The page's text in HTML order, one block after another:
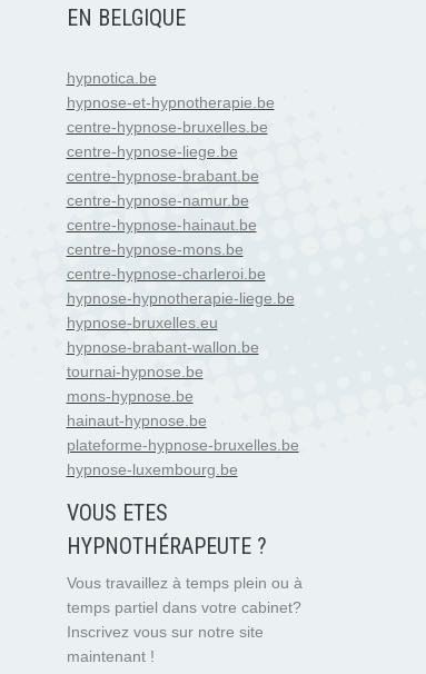
EN BELGIQUE
hypnotica.be
hypnose-et-hypnotherapie.be
centre-hypnose-bruxelles.be
centre-hypnose-liege.be
centre-hypnose-brabant.be
centre-hypnose-namur.be
centre-hypnose-hainaut.be
centre-hypnose-mons.be
centre-hypnose-charleroi.be
hypnose-hypnotherapie-liege.be
hypnose-bruxelles.eu
hypnose-brabant-wallon.be
tournai-hypnose.be
mons-hypnose.be
hainaut-hypnose.be
plateforme-hypnose-bruxelles.be
hypnose-luxembourg.be
VOUS ETES
HYPNOTHÉRAPEUTE ?
Vous travaillez à temps plein ou à
temps partiel dans votre cabinet?
Inscrivez vous sur notre site
maintenant !